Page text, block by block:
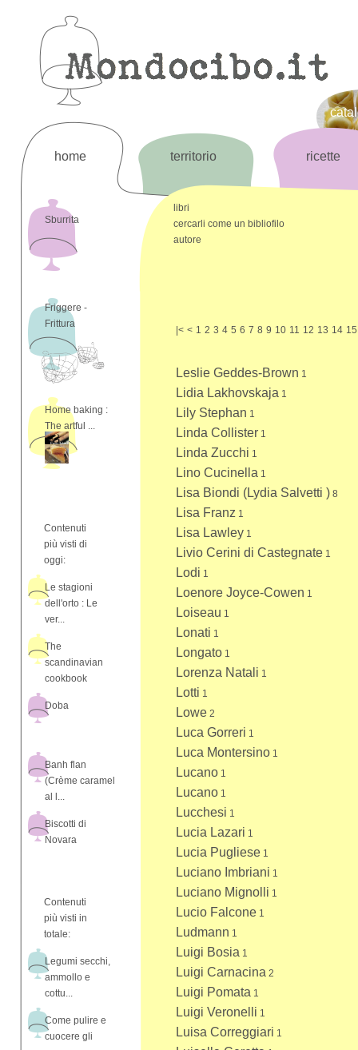
home territorio ricette
Sburrita
Friggere -
Frittura
Home baking :
The artful ...
Contenuti
più visti di
oggi:
Le stagioni
dell'orto : Le
ver...
The
scandinavian
cookbook
Doba
Banh flan
(Crème caramel
al l...
Biscotti di
Novara
Contenuti
più visti in
totale:
Legumi secchi,
ammollo e
cottu...
Come pulire e
cuocere gli
libri
cercarli come un bibliofilo
autore
|< < 1 2 3 4 5 6 7 8 9 10 11 12 13 14 15
Leslie Geddes-Brown 1
Lidia Lakhovskaja 1
Lily Stephan 1
Linda Collister 1
Linda Zucchi 1
Lino Cucinella 1
Lisa Biondi (Lydia Salvetti ) 8
Lisa Franz 1
Lisa Lawley 1
Livio Cerini di Castegnate 1
Lodi 1
Loenore Joyce-Cowen 1
Loiseau 1
Lonati 1
Longato 1
Lorenza Natali 1
Lotti 1
Lowe 2
Luca Gorreri 1
Luca Montersino 1
Lucano 1
Lucano 1
Lucchesi 1
Lucia Lazari 1
Lucia Pugliese 1
Luciano Imbriani 1
Luciano Mignolli 1
Lucio Falcone 1
Ludmann 1
Luigi Bosia 1
Luigi Carnacina 2
Luigi Pomata 1
Luigi Veronelli 1
Luisa Correggiari 1